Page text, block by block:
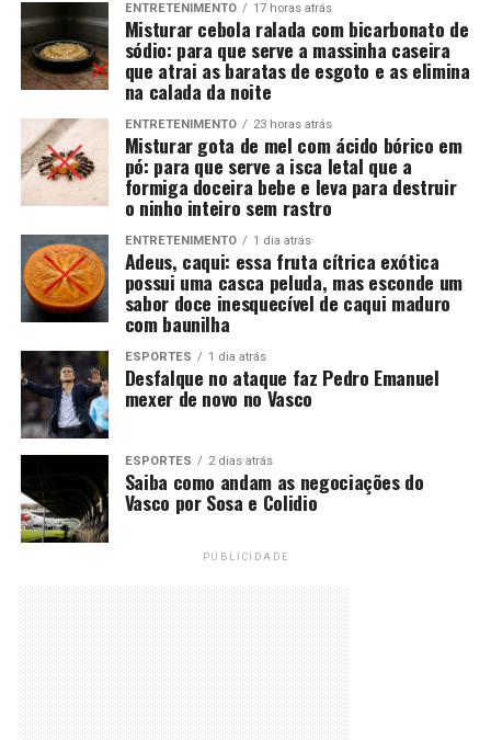
ENTRETENIMENTO 17 horas atrás
Misturar cebola ralada com bicarbonato de
sódio: para que serve a massinha caseira
que atrai as baratas de esgoto e as elimina
na calada da noite
ENTRETENIMENTO 23 horas atrás
Misturar gota de mel com ácido bórico em
pó: para que serve a isca letal que a
formiga doceira bebe e leva para destruir
o ninho inteiro sem rastro
ENTRETENIMENTO 1 dia atrás
Adeus, caqui: essa fruta cítrica exótica
possui uma casca peluda, mas esconde um
sabor doce inesquecível de caqui maduro
com baunilha
ESPORTES 1 dia atrás
Desfalque no ataque faz Pedro Emanuel
mexer de novo no Vasco
ESPORTES 2 dias atrás
Saiba como andam as negociações do
Vasco por Sosa e Colidio
PUBLICIDADE